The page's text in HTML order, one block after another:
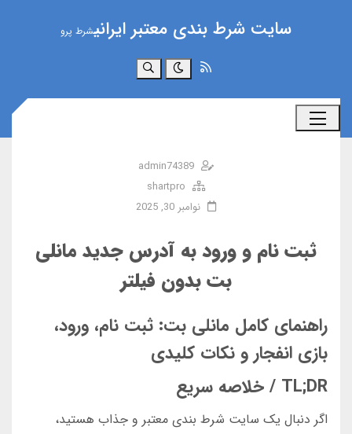
سایت شرط بندی معتبر ایرانیشرط پرو
جستجو
admin74389
shartpro
نوامبر 30, 2025
ثبت نام و ورود به آدرس جدید مانلی
بت بدون فیلتر
راهنمای کامل مانلی بت: ثبت نام، ورود،
بازی انفجار و نکات کلیدی
TL;DR / خلاصه سریع
اگر دنبال یک سایت شرط بندی معتبر و جذاب هستید،